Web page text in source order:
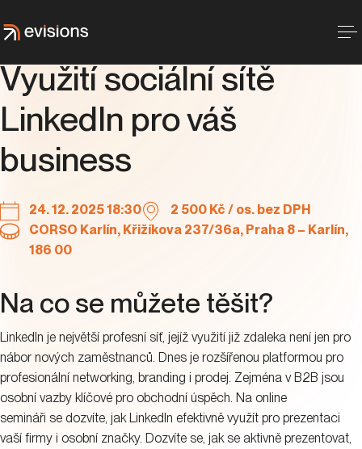
Využití sociální sítě
LinkedIn pro váš
business
24. 12. 2025 18:30
2 500 Kč / os. bez DPH
CORSO Karlín, Křižíkova 237/36a, Praha 8 – Karlín,
186 00
Na co se můžete těšit?
LinkedIn je největší profesní síť, jejíž využití již zdaleka není jen pro
nábor nových zaměstnanců. Dnes je rozšířenou platformou pro
profesionální networking, branding i prodej. Zejména v B2B jsou
osobní vazby klíčové pro obchodní úspěch. Na online
semináři se dozvíte, jak LinkedIn efektivně využít pro prezentaci
vaší firmy i osobní značky. Dozvíte se, jak se aktivně prezentovat,